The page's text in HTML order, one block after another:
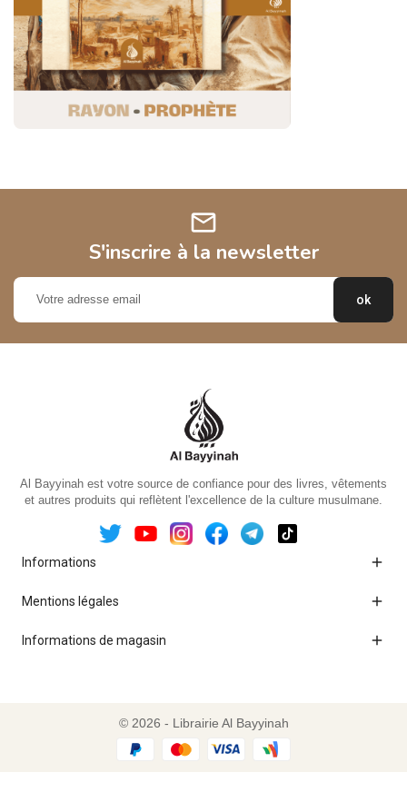
mail
S'inscrire à la newsletter
Al Bayyinah est votre source de confiance pour des livres, vêtements
et autres produits qui reflètent l'excellence de la culture musulmane.
Informations 
Mentions légales 
Informations de magasin 
© 2026 - Librairie Al Bayyinah